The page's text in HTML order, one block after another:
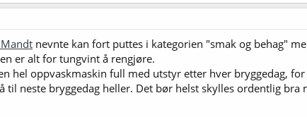
nevnte kan fort puttes i kategorien "smak og behag"
er alt for tungvint å rengjøre.
hel oppvaskmaskin full med utstyr etter hver bryggedag,
til neste bryggedag heller. Det bør helst skylles ordentlig